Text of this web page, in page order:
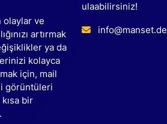
olaylar ve
artırmak
ya da
kolayca
için, mail
görüntüleri
bir
ulaabilirsiniz!
info@manset.de